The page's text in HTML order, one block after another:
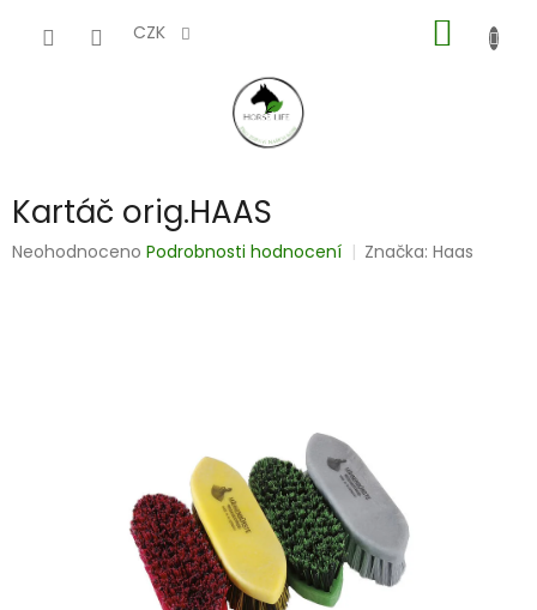
CZK
KOŠÍK
Kartáč orig.HAAS
Průměrné
Neohodnoceno Podrobnosti hodnocení Značka:Haas